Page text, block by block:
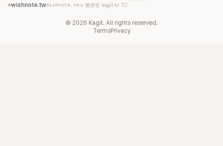
wishnote.twwishnote.tw→ 整併至 kagit.kr TC
© 2026 Kagit. All rights reserved.
TermsPrivacy